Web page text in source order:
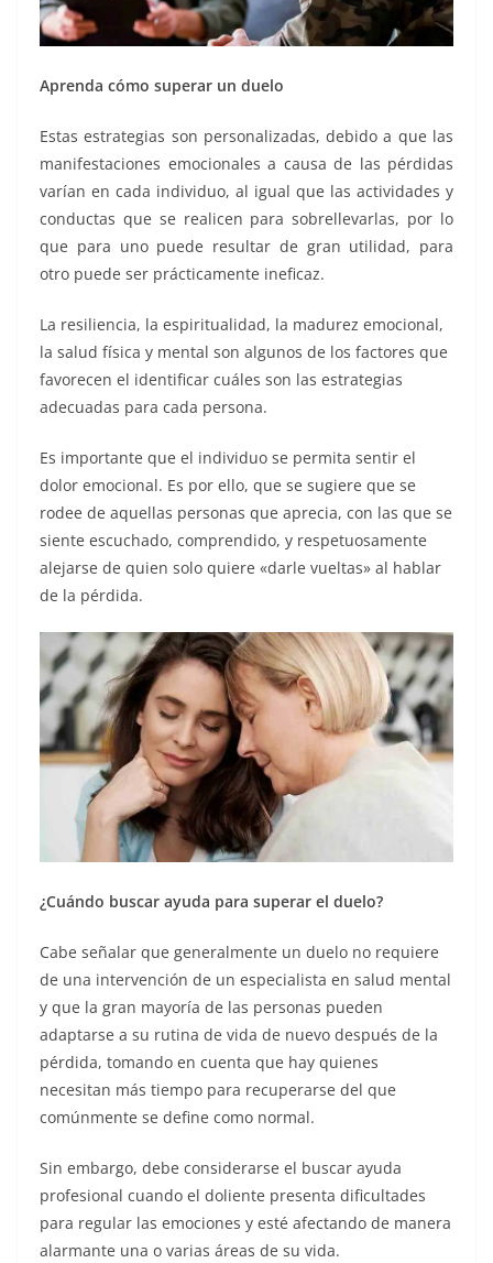
Aprenda cómo superar un duelo
Estas estrategias son personalizadas, debido a que las
manifestaciones emocionales a causa de las pérdidas
varían en cada individuo, al igual que las actividades y
conductas que se realicen para sobrellevarlas, por lo
que para uno puede resultar de gran utilidad, para
otro puede ser prácticamente ineficaz.
La resiliencia, la espiritualidad, la madurez emocional,
la salud física y mental son algunos de los factores que
favorecen el identificar cuáles son las estrategias
adecuadas para cada persona.
Es importante que el individuo se permita sentir el
dolor emocional. Es por ello, que se sugiere que se
rodee de aquellas personas que aprecia, con las que se
siente escuchado, comprendido, y respetuosamente
alejarse de quien solo quiere «darle vueltas» al hablar
de la pérdida.
¿Cuándo buscar ayuda para superar el duelo?
Cabe señalar que generalmente un duelo no requiere
de una intervención de un especialista en salud mental
y que la gran mayoría de las personas pueden
adaptarse a su rutina de vida de nuevo después de la
pérdida, tomando en cuenta que hay quienes
necesitan más tiempo para recuperarse del que
comúnmente se define como normal.
Sin embargo, debe considerarse el buscar ayuda
profesional cuando el doliente presenta dificultades
para regular las emociones y esté afectando de manera
alarmante una o varias áreas de su vida.